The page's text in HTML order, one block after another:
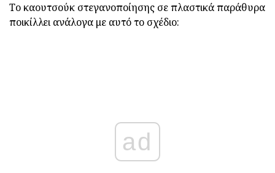
Το καουτσούκ στεγανοποίησης σε πλαστικά παράθυρα
ποικίλλει ανάλογα με αυτό το σχέδιο:
ad